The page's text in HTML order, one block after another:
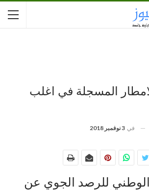
المسجلة في اغلب
في 3 نوفمبر 2018
الوطني للرصد الجوي عن